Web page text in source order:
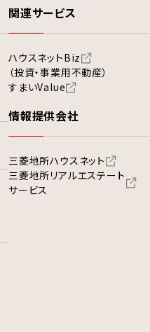
関連サービス
ハウスネットBiz
（投資・事業用不動産）
すまいValue
情報提供会社
三菱地所ハウスネット
三菱地所リアルエステート
サービス